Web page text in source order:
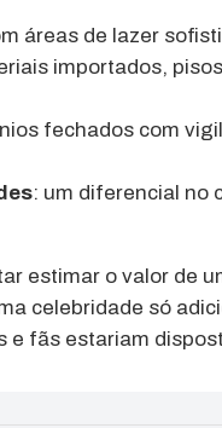
áreas de lazer
importados,
fechados com
: um diferencial no
estimar o valor de
celebridade só
e fãs estariam